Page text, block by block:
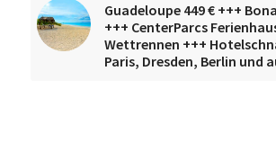
Guadeloupe 449 € +++
+++ CenterParcs
Wettrennen +++
Paris, Dresden, Berlin und